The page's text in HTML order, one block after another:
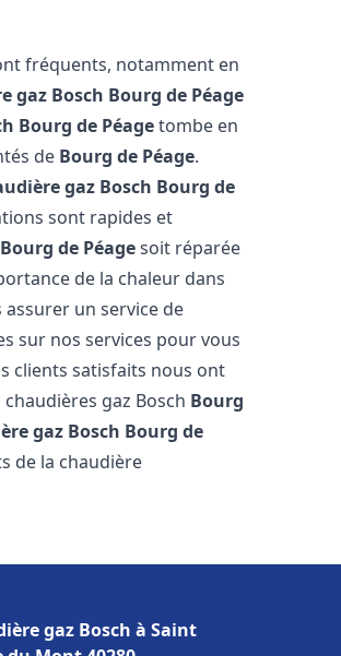
fréquents, notamment en
gaz Bosch Bourg de Péage
Bourg de Péagetombe en
de Bourg de Péage.
gaz Bosch Bourg de
sont rapides et
Bourg de Péagesoit réparée
de la chaleur dans
un service de
sur nos services pour vous
clients satisfaits nous ont
gaz Bosch Bourg
gaz Bosch Bourg de
de la chaudière
gaz Bosch à Saint